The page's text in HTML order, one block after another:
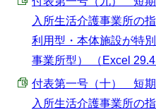
入所生活介護事業所の
利用型・本体施設が特
事業所型） （Excel 29.4
付表第一号（十） 短期
入所生活介護事業所の